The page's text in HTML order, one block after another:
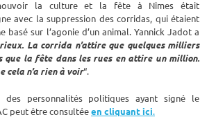
la culture et la fête à Nîmes était
avec la suppression des corridas, qui étaient
basé sur l’agonie d’un animal. Yannick Jadot a
La corrida n’attire que quelques milliers
que la fête dans les rues en attire un million.
cela n’a rien à voir“.
personnalités politiques ayant signé le
peut être consultéeen cliquant ici.